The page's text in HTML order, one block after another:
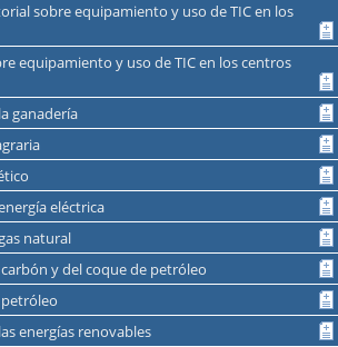
ganadería
eléctrica
natural
carbón y del coque de petróleo
petróleo
energías renovables